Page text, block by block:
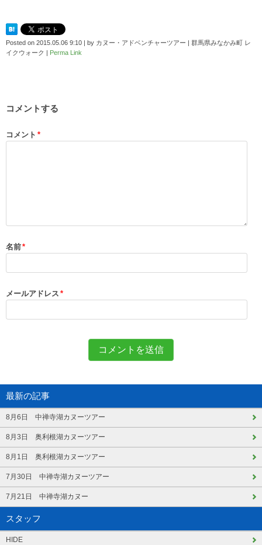
Posted on 2015.05.06 9:10 by カヌー・アドベンチャーツアー | 群馬県みなかみ町 レ
イクウォーク
Perma Link
コメントする
コメント *
名前*
メールアドレス *
最新の記事
8月6日 中禅寺湖カヌーツアー
8月3日 奥利根湖カヌーツアー
8月1日 奥利根湖カヌーツアー
7月30日 中禅寺湖カヌーツアー
7月21日 中禅寺湖カヌー
スタッフ
HIDE